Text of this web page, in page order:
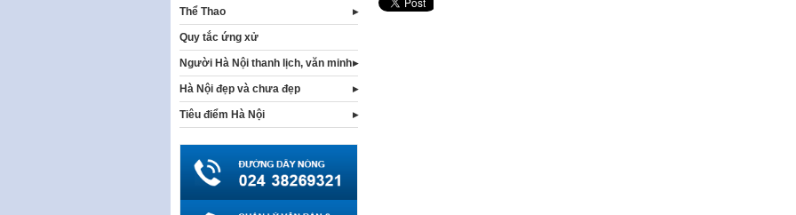
Thể Thao
Quy tắc ứng xử
Người Hà Nội thanh lịch, văn minh
Hà Nội đẹp và chưa đẹp
Tiêu điểm Hà Nội